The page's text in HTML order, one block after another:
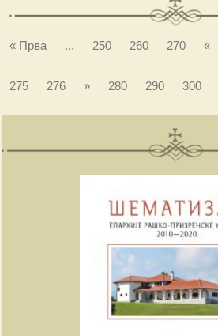
« Прва ... 250 260 270 «
275
276 » 280 290 300